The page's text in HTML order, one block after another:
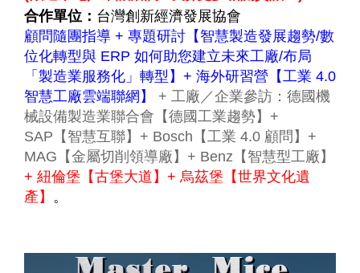
合作單位： 台灣創新經濟發展協會
顧問隨團指導 + 專題研討【智慧製造發展趨勢/數
位化轉型與 ERP 如何助您建立未來工廠/布局
「製造業服務化」轉型】+ 海外研習營【工業 4.0
智慧工廠雲端聯網】
+ 工廠／企業參訪：德國機
械設備製造業聯合會【德國工業趨勢】+
SAP【智慧互聯】+ Bosch【工業 4.0 顧問】+
MAG【金屬切削領導廠】+ Benz【智慧型工廠】
+ 紐倫堡【古堡大道】+ 烏茲堡【世界文化遺
產】 。